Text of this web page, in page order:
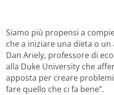
Siamo più propensi a
che a iniziare una dieta o
Dan Ariely, professore di
alla Duke University che
apposta per creare
fare quello che ci fa bene”.